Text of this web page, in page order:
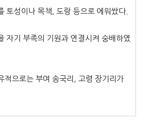
토성이나 목책, 도랑 등으로 에워쌌다.
자기 부족의 기원과 연결시켜 숭배하였
적으로는 부여 송국리, 고령 장기리가